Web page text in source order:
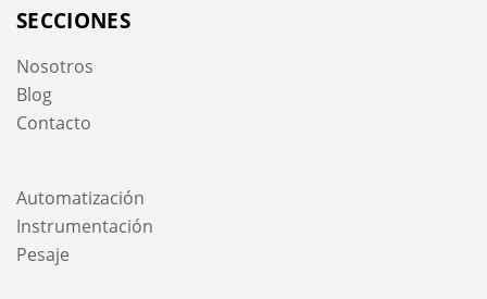
SECCIONES
Nosotros
Blog
Contacto
Automatización
Instrumentación
Pesaje